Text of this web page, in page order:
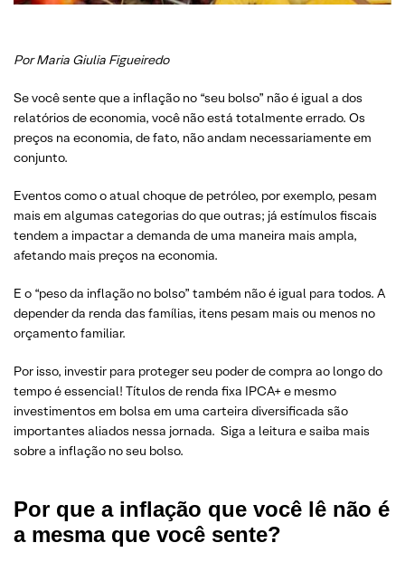
Por Maria Giulia Figueiredo
Se você sente que a inflação no “seu bolso” não é igual a dos
relatórios de economia, você não está totalmente errado. Os
preços na economia, de fato, não andam necessariamente em
conjunto.
Eventos como o atual choque de petróleo, por exemplo, pesam
mais em algumas categorias do que outras; já estímulos fiscais
tendem a impactar a demanda de uma maneira mais ampla,
afetando mais preços na economia.
E o “peso da inflação no bolso” também não é igual para todos. A
depender da renda das famílias, itens pesam mais ou menos no
orçamento familiar.
Por isso, investir para proteger seu poder de compra ao longo do
tempo é essencial! Títulos de renda fixa IPCA+ e mesmo
investimentos em bolsa em uma carteira diversificada são
importantes aliados nessa jornada. Siga a leitura e saiba mais
sobre a inflação no seu bolso.
Por que a inflação que você lê não é
a mesma que você sente?